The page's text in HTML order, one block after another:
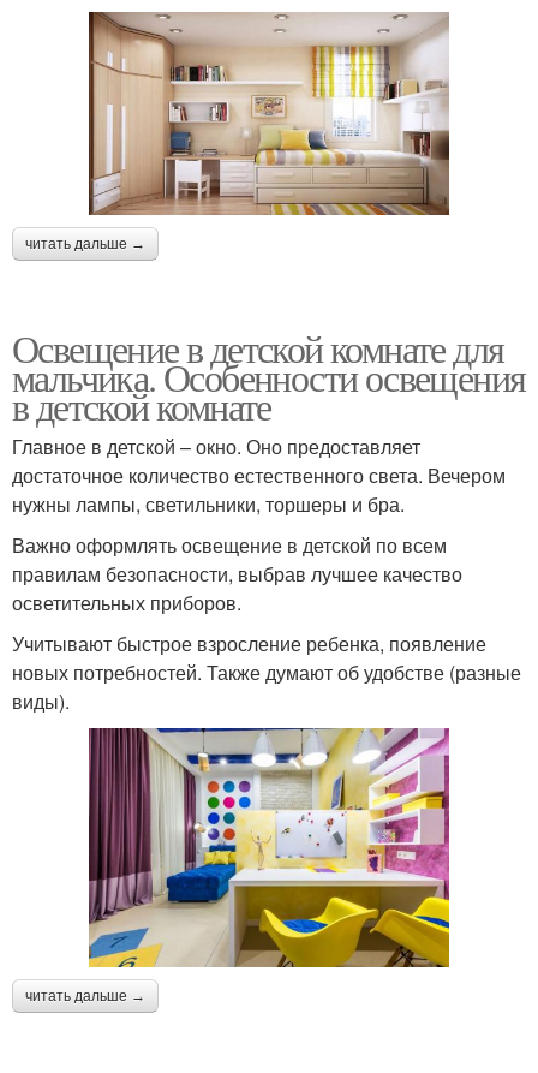
читать дальше →
Освещение в детской комнате для
мальчика. Особенности освещения
в детской комнате
Главное в детской – окно. Оно предоставляет
достаточное количество естественного света. Вечером
нужны лампы, светильники, торшеры и бра.
Важно оформлять освещение в детской по всем
правилам безопасности, выбрав лучшее качество
осветительных приборов.
Учитывают быстрое взросление ребенка, появление
новых потребностей. Также думают об удобстве (разные
виды).
читать дальше →